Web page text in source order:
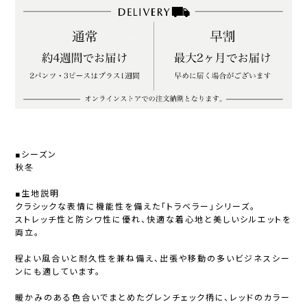
■シーズン
秋冬
■生地説明
クラシックな表情に機能性を備えた「トラベラー」シリーズ。
ストレッチ性と防シワ性に優れ、快適な着心地と美しいシルエットを
両立。
程よい風合いと耐久性を兼ね備え、出張や移動の多いビジネスシー
ンにも適しています。
暖かみのある色合いでまとめたグレンチェック柄に、レッドのカラー